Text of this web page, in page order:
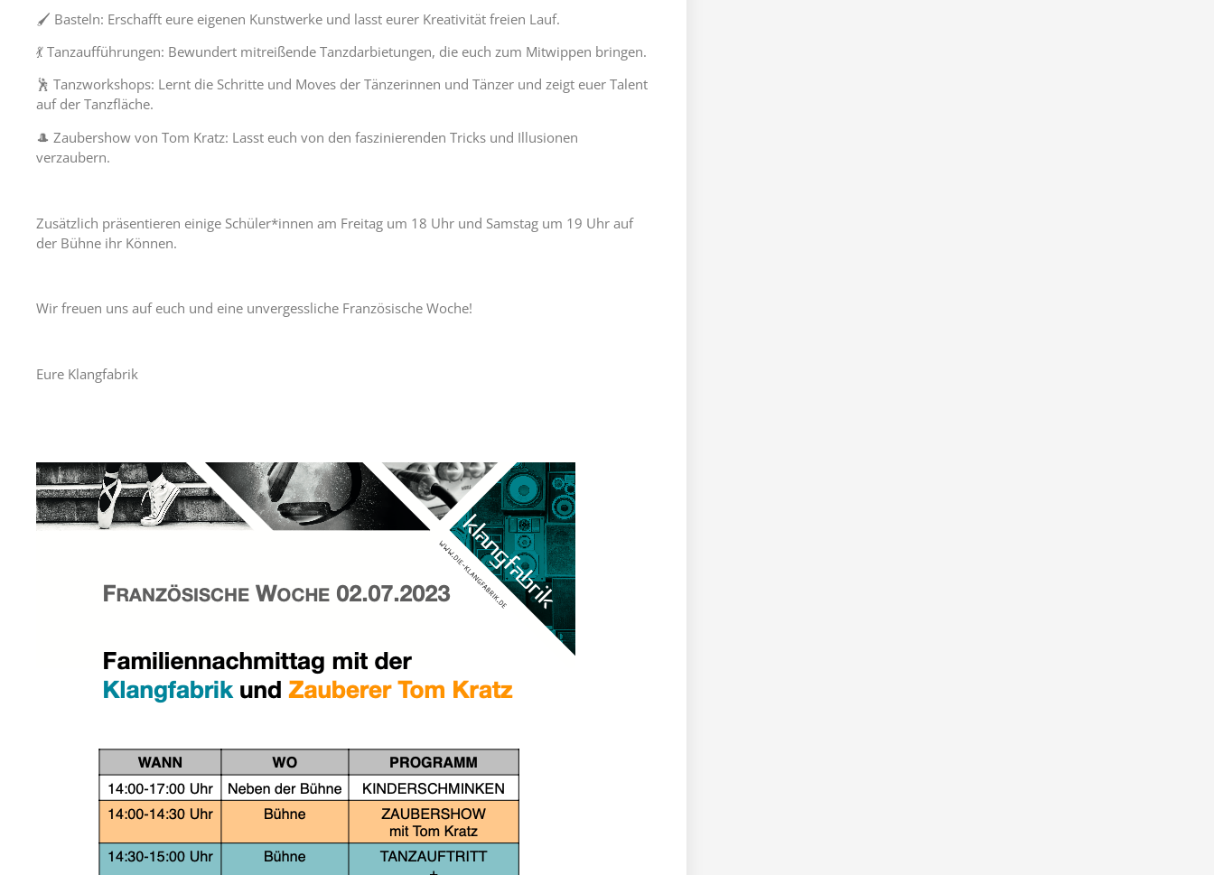
🖌️ Basteln: Erschafft eure eigenen Kunstwerke und lasst eurer Kreativität freien Lauf.
💃 Tanzaufführungen: Bewundert mitreißende Tanzdarbietungen, die euch zum Mitwippen bringen.
🕺 Tanzworkshops: Lernt die Schritte und Moves der Tänzerinnen und Tänzer und zeigt euer Talent
auf der Tanzfläche.
🎩 Zaubershow von Tom Kratz: Lasst euch von den faszinierenden Tricks und Illusionen
verzaubern.
Zusätzlich präsentieren einige Schüler*innen am Freitag um 18 Uhr und Samstag um 19 Uhr auf
der Bühne ihr Können.
Wir freuen uns auf euch und eine unvergessliche Französische Woche!
Eure Klangfabrik